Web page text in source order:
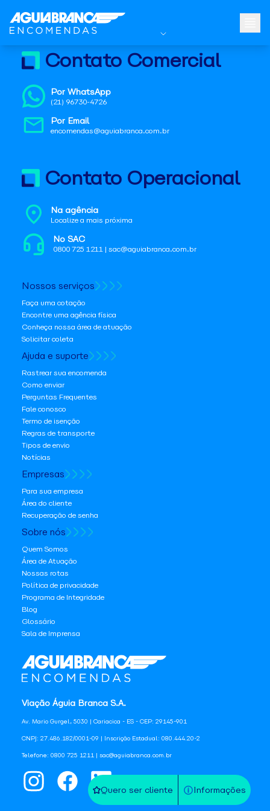
Quero ser cliente Informações
Viação Águia Branca S.A.
Av. Mario Gurgel, 5030 | Cariacica - ES - CEP: 29145-901
CNPJ: 27.486.182/0001-09 | Inscrição Estadual: 080.444.20-2
Telefone: 0800 725 1211 | sac@aguiabranca.com.br
Contato Comercial
Por WhatsApp
(21) 96730-4726
Por Email
encomendas@aguiabranca.com.br
Contato Operacional
Na agência
Localize a mais próxima
No SAC
0800 725 1211 | sac@aguiabranca.com.br
Nossos serviços
Faça uma cotação
Encontre uma agência física
Conheça nossa área de atuação
Solicitar coleta
Ajuda e suporte
Rastrear sua encomenda
Como enviar
Perguntas Frequentes
Fale conosco
Termo de isenção
Regras de transporte
Tipos de envio
Notícias
Empresas
Para sua empresa
Área do cliente
Recuperação de senha
Sobre nós
Quem Somos
Área de Atuação
Nossas rotas
Política de privacidade
Programa de Integridade
Blog
Glossário
Sala de Imprensa